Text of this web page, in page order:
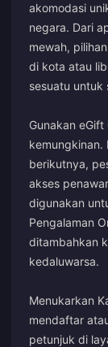
akomodasi
negara. Dari
mewah,
di kota atau
sesuatu untuk
Gunakan
kemungkinan.
berikutnya,
akses
digunakan
Pengalaman
ditambahkan
kedaluwarsa.
Menukarkan
mendaftar
petunjuk di